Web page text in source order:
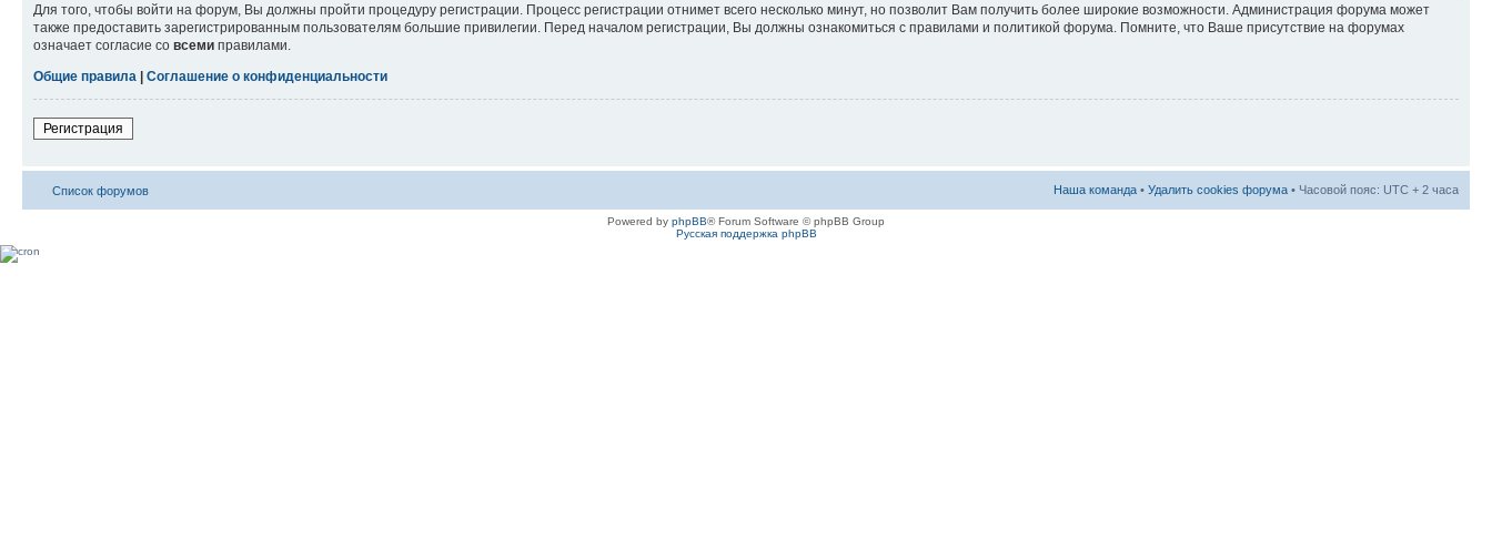
Для того, чтобы войти на форум, Вы должны пройти процедуру регистрации. Процесс регистрации отнимет всего несколько минут, но позволит Вам получить более широкие возможности. Администрация форума может
также предоставить зарегистрированным пользователям большие привилегии. Перед началом регистрации, Вы должны ознакомиться с правилами и политикой форума. Помните, что Ваше присутствие на форумах
означает согласие со всеми правилами.
Общие правила
Соглашение о конфиденциальности
Регистрация
Список форумов Наша команда • Удалить cookies форума • Часовой пояс: UTC + 2 часа
Powered by phpBB® Forum Software © phpBB Group
Русская поддержка phpBB